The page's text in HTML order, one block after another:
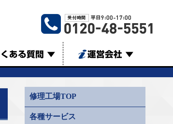
ある質問 ▼ 運営会社 ▼
修理工場TOP
各種サービス